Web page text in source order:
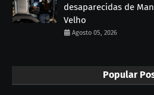
desaparecidas de
Velho
Agosto 05, 2026
Popular